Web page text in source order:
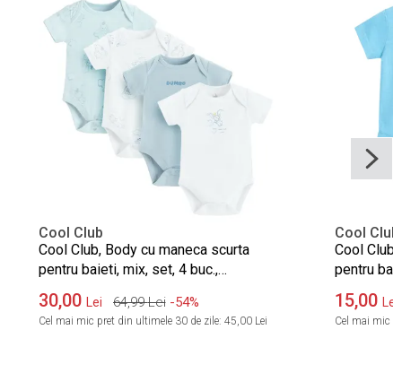
Cool Club
Cool Club, Body cu maneca scurta
pentru baieti, mix, set, 4 buc.,
imprimeu Dumbo
30,00 Lei 64,99 Lei -54%
Cel mai mic pret din ultimele 30 de zile: 45,00 Lei
Cool Club
Cool
pentru
15,00 Lei
Cel mai mic